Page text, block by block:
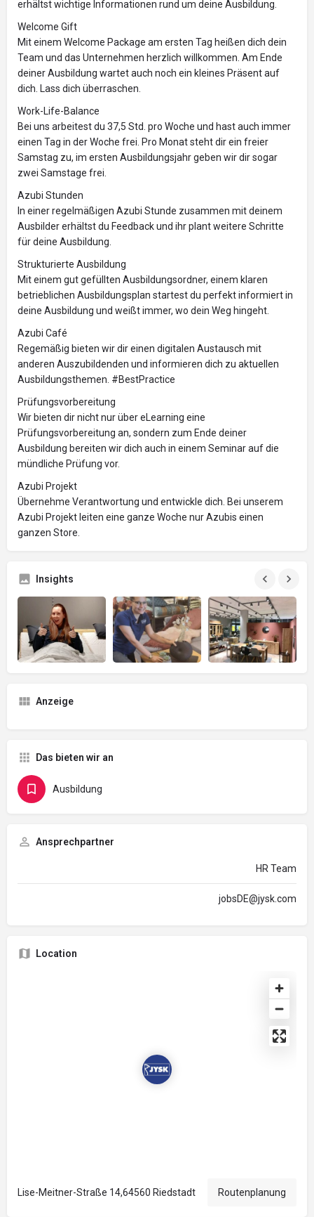
erhältst wichtige Informationen rund um deine Ausbildung.
Welcome Gift
Mit einem Welcome Package am ersten Tag heißen dich dein
Team und das Unternehmen herzlich willkommen. Am Ende
deiner Ausbildung wartet auch noch ein kleines Präsent auf
dich. Lass dich überraschen.
Work-Life-Balance
Bei uns arbeitest du 37,5 Std. pro Woche und hast auch immer
einen Tag in der Woche frei. Pro Monat steht dir ein freier
Samstag zu, im ersten Ausbildungsjahr geben wir dir sogar
zwei Samstage frei.
Azubi Stunden
In einer regelmäßigen Azubi Stunde zusammen mit deinem
Ausbilder erhältst du Feedback und ihr plant weitere Schritte
für deine Ausbildung.
Strukturierte Ausbildung
Mit einem gut gefüllten Ausbildungsordner, einem klaren
betrieblichen Ausbildungsplan startest du perfekt informiert in
deine Ausbildung und weißt immer, wo dein Weg hingeht.
Azubi Café
Regemäßig bieten wir dir einen digitalen Austausch mit
anderen Auszubildenden und informieren dich zu aktuellen
Ausbildungsthemen. #BestPractice
Prüfungsvorbereitung
Wir bieten dir nicht nur über eLearning eine
Prüfungsvorbereitung an, sondern zum Ende deiner
Ausbildung bereiten wir dich auch in einem Seminar auf die
mündliche Prüfung vor.
Azubi Projekt
Übernehme Verantwortung und entwickle dich. Bei unserem
Azubi Projekt leiten eine ganze Woche nur Azubis einen
ganzen Store.
Insights
Anzeige
Das bieten wir an
Ausbildung
Ansprechpartner
HR Team
jobsDE@jysk.com
Location
Lise-Meitner-Straße 14,64560 Riedstadt Routenplanung